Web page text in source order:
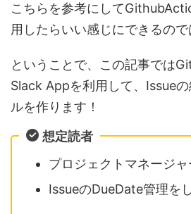
こちらを参考にして
用したらいい感じにできるので
ということで、この記事では
Slack Appを利用して、Issue
ルを作ります！
想定読者
プロジェクトマネージャ
IssueのDueDate管理を